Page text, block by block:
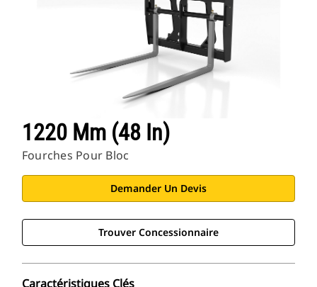
1220 Mm (48 In)
Fourches Pour Bloc
Demander Un Devis
Trouver Concessionnaire
Caractéristiques Clés